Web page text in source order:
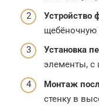
Устройство
щебёночную
Установка
элементы,
Монтаж
стенку в